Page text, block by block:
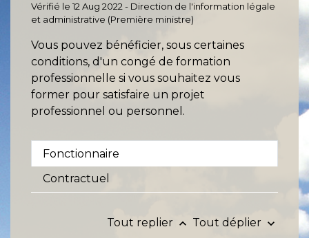
Vérifié le 12 Aug 2022 - Direction de l'information légale
et administrative (Première ministre)
Vous pouvez bénéficier, sous certaines
conditions, d'un congé de formation
professionnelle si vous souhaitez vous
former pour satisfaire un projet
professionnel ou personnel.
Fonctionnaire
Contractuel
Tout replier keyboard_arrow_up Tout déplier keyboard_arrow_down